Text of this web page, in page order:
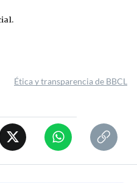
.
Ética y transparencia de BBCL